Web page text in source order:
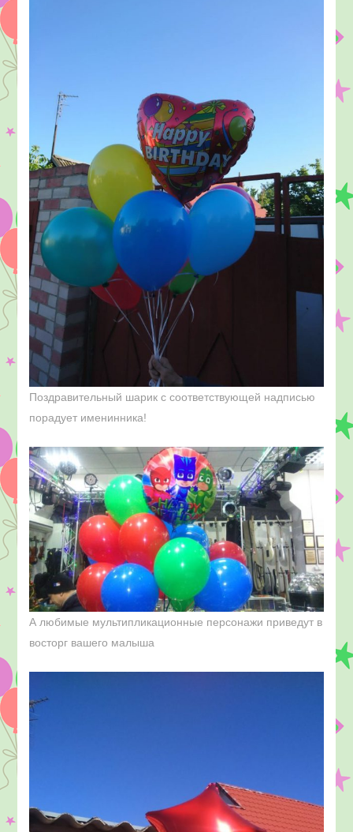
Поздравительный шарик с соответствующей надписью
порадует именинника!
А любимые мультипликационные персонажи приведут в
восторг вашего малыша